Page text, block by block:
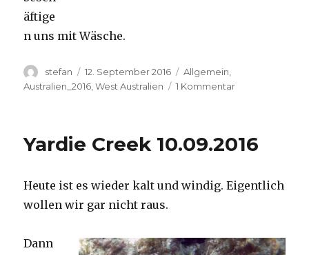
äftige
n uns mit Wäsche.
Autor
stefan
Veröffentlicht
am
12. September 2016 Kategorien
Allgemein
Australien_2016 ,West Australien 1 Kommentarzu
Yardie Creek 10.09.2016
Heute ist es wieder kalt und windig. Eigentlich
wollen wir gar nicht raus.
Dann